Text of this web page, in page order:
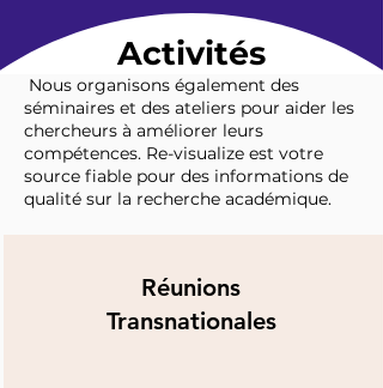
Activités
Nous organisons également des
séminaires et des ateliers pour aider les
chercheurs à améliorer leurs
compétences. Re-visualize est votre
source fiable pour des informations de
qualité sur la recherche académique.
Réunions
Transnationales